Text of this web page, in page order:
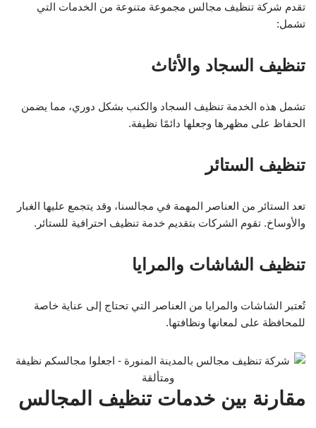
تقدم شركة تنظيف مجالس مجموعة متنوعة من الخدمات التي
تشمل:
تنظيف السجاد والأثاث
تشمل هذه الخدمة تنظيف السجاد والكنب بشكل دوري، مما يضمن
الحفاظ على مظهرها وجعلها دائمًا نظيفة.
تنظيف الستائر
تعد الستائر من العناصر المهمة في مجالسنا، وقد يتجمع عليها الغبار
والأوساخ. تقوم الشركات بتقديم خدمة تنظيف احترافية للستائر.
تنظيف الشاشات والمرايا
تُعتبر الشاشات والمرايا من العناصر التي تحتاج إلى عناية خاصة
للمحافظة على لمعانها ونظافتها.
مقارنة بين خدمات تنظيف المجالس